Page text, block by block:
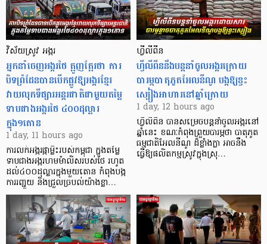
វិស័យស្រូវ អង្ករ
អ្នកនាំចេញអង្ករថៃ ត្អូញត្អែរថា ការ
បិទព្រំដែនបានបើកផ្លូវឱ្យអង្ករខ្មែរ
វាយលុកទីផ្សារអន្តរជាតិជាមួយតម្លៃ
ទាបជាងអង្ករថៃ ៤០០ដុល្លារ
ក្នុង១តោន
1 day, 11 hours ago
ការលក់អង្ករផ្កាម្លិះរបស់កម្ពុជា ក្នុងតម្លៃ
ទាបជាងអង្ករហមម៉ាលិសរបស់ថៃ រហូត
ដល់៤០០ដុល្លារក្នុងមួយតោន កំពុងបង្ក
ការរញ្ជួយ និងជ្រួលច្របល់យ៉ាងខ្លា…
ហ្វីលីពីន
ហ្វីលីពីននឹងបន្តនាំចូលអង្ករក្រោយ
បារម្ភបាតុភូតអែលនីណូ បង្កឱ្យខ្វះ
ស្បៀងអាហារនៅឆ្នាំក្រោយ
1 day, 12 hours ago
ហ្វីលីពីន បាន​សម្រេចបន្តនាំចូលអង្ករនៅ
ឆ្នាំនេះ ខណៈកំពុងព្រួយបារម្ភថា បាតុភូត
ធម្មជាតិអែលនីណូ ដ៏ខ្លាំងក្លា​ អាចនឹង
ធ្វើឱ្យផលិតកម្មស្រូវក្នុងស្រុ…